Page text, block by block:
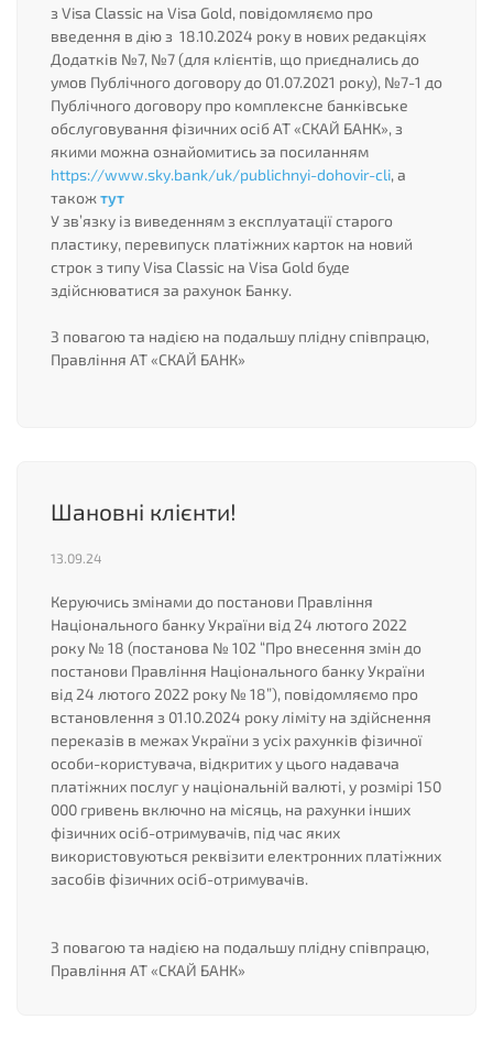
з Visa Classic на Visa Gold, повідомляємо про
введення в дію з 18.10.2024 року в нових редакціях
Додатків №7, №7 (для клієнтів, що приєднались до
умов Публічного договору до 01.07.2021 року), №7-1 до
Публічного договору про комплексне банківське
обслуговування фізичних осіб АТ «СКАЙ БАНК», з
якими можна ознайомитись за посиланням
https://www.sky.bank/uk/publichnyi-dohovir-cli, а
такожтут
У зв’язку із виведенням з експлуатації старого
пластику, перевипуск платіжних карток на новий
строк з типу Visa Classic на Visa Gold буде
здійснюватися за рахунок Банку.
З повагою та надією на подальшу плідну співпрацю,
Правління АТ «СКАЙ БАНК»
Шановні клієнти!
13.09.24
Керуючись змінами до постанови Правління
Національного банку України від 24 лютого 2022
року № 18 (постанова № 102 “Про внесення змін до
постанови Правління Національного банку України
від 24 лютого 2022 року № 18”), повідомляємо про
встановлення з 01.10.2024 року ліміту на здійснення
переказів в межах України з усіх рахунків фізичної
особи-користувача, відкритих у цього надавача
платіжних послуг у національній валюті, у розмірі 150
000 гривень включно на місяць, на рахунки інших
фізичних осіб-отримувачів, під час яких
використовуються реквізити електронних платіжних
засобів фізичних осіб-отримувачів.
З повагою та надією на подальшу плідну співпрацю,
Правління АТ «СКАЙ БАНК»